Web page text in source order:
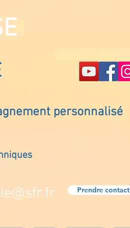
personnalisé
Prendre contact